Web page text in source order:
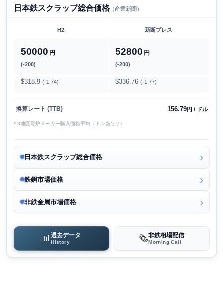
日本鉄スクラップ総合価格（産業新聞）
H2 新断プレス
50000 円
(-200)
52800 円
(-200)
$318.9 (-1.74) $336.76 (-1.77)
換算レート (TTB) 156.79円 / ドル
* 3地区電炉メーカー購入価格平均（トン当たり）
日本鉄スクラップ総合価格
鉄鋼市場価格
非鉄金属市場価格
📊過去データ
History 🗞️非鉄相場配信
Morning Call